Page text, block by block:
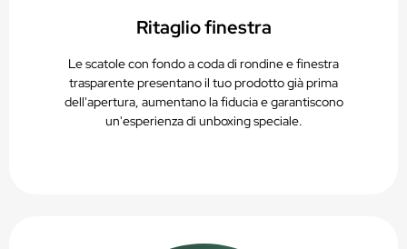
Ritaglio finestra
Le scatole con fondo a coda di rondine e finestra
trasparente presentano il tuo prodotto già prima
dell'apertura, aumentano la fiducia e garantiscono
un'esperienza di unboxing speciale.